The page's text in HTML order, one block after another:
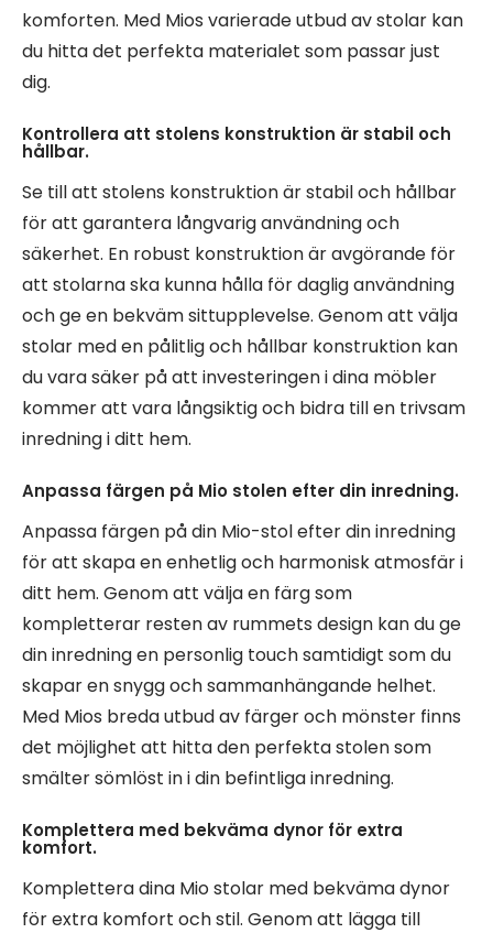
komforten. Med Mios varierade utbud av stolar kan
du hitta det perfekta materialet som passar just
dig.
Kontrollera att stolens konstruktion är stabil och
hållbar.
Se till att stolens konstruktion är stabil och hållbar
för att garantera långvarig användning och
säkerhet. En robust konstruktion är avgörande för
att stolarna ska kunna hålla för daglig användning
och ge en bekväm sittupplevelse. Genom att välja
stolar med en pålitlig och hållbar konstruktion kan
du vara säker på att investeringen i dina möbler
kommer att vara långsiktig och bidra till en trivsam
inredning i ditt hem.
Anpassa färgen på Mio stolen efter din inredning.
Anpassa färgen på din Mio-stol efter din inredning
för att skapa en enhetlig och harmonisk atmosfär i
ditt hem. Genom att välja en färg som
kompletterar resten av rummets design kan du ge
din inredning en personlig touch samtidigt som du
skapar en snygg och sammanhängande helhet.
Med Mios breda utbud av färger och mönster finns
det möjlighet att hitta den perfekta stolen som
smälter sömlöst in i din befintliga inredning.
Komplettera med bekväma dynor för extra
komfort.
Komplettera dina Mio stolar med bekväma dynor
för extra komfort och stil. Genom att lägga till